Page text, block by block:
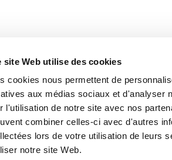
site Web utilise des cookies
cookies nous permettent de
aux médias sociaux et d'analyser
l'utilisation de notre site avec nos
combiner celles-ci avec d'autres
lors de votre utilisation de leurs
notre site Web.